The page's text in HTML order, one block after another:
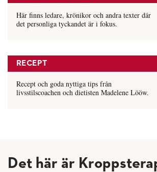
Här finns ledare, krönikor och andra texter där
det personliga tyckandet är i fokus.
RECEPT
Recept och goda nyttiga tips från
livsstilscoachen och dietisten Madelene Lööw.
Det här är